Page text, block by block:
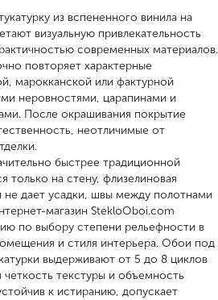
из вспененного винила на
визуальную привлекательность
современных материалов.
повторяет характерные
марокканской или фактурной
неровностями, царапинами и
После окрашивания покрытие
неотличимые от
быстрее традиционной
только на стену, флизелиновая
не дает усадки, швы между полотнами
магазин StekloOboi.com
по выбору степени рельефности в
и стиля интерьера. Обои под
выдерживают от 5 до 8 циклов
текстуры и объемность
к истиранию, допускает